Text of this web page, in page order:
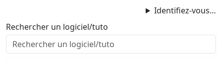
Identifiez-vous…
Contenu principal
Menu
Bas de page
Rechercher un logiciel/tuto